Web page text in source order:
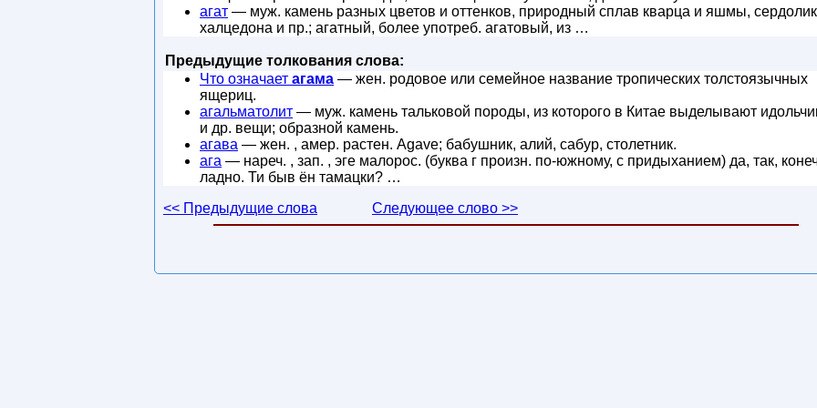
агат — муж. камень разных цветов и оттенков, природный сплав кварца и яшмы,
халцедона и пр.; агатный, более употреб. агатовый, из …
Предыдущие толкования слова:
Что означает агама — жен. родовое или семейное название тропических толстоязычных
ящериц.
агальматолит — муж. камень тальковой породы, из которого в Китае выделывают
и др. вещи; образной камень.
агава — жен. , амер. растен. Agave; бабушник, алий, сабур, столетник.
ага — нареч. , зап. , эге малорос. (буква г произн. по-южному, с придыханием) да, так,
ладно. Ти быв ён тамацки? …
<< Предыдущие слова
Следующее слово >>